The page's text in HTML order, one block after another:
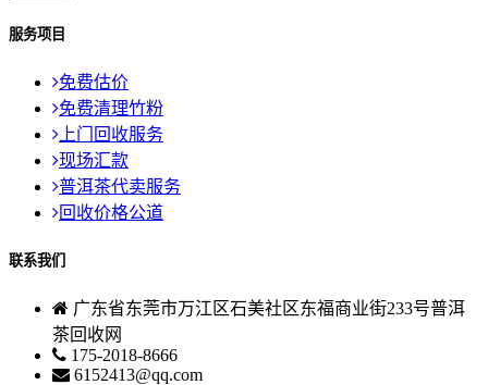
服务项目
免费估价
免费清理竹粉
上门回收服务
现场汇款
普洱茶代卖服务
回收价格公道
联系我们
广东省东莞市万江区石美社区东福商业街233号普洱
茶回收网
175-2018-8666
6152413@qq.com